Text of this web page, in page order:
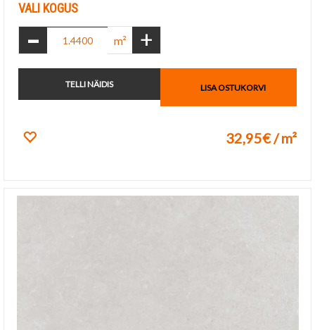
VALI KOGUS
- m² +
TELLI NÄIDIS LISA OSTUKORVI
32,95€ / m²